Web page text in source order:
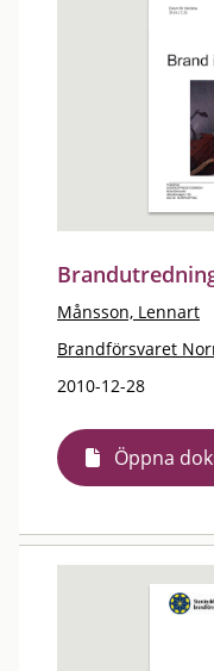
Månsson, Lennart
Brandförsvaret
2010-12-28
Öppna